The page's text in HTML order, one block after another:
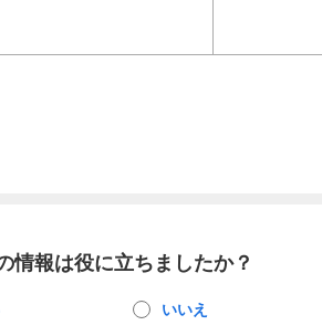
情報は役に立ちましたか？
いいえ